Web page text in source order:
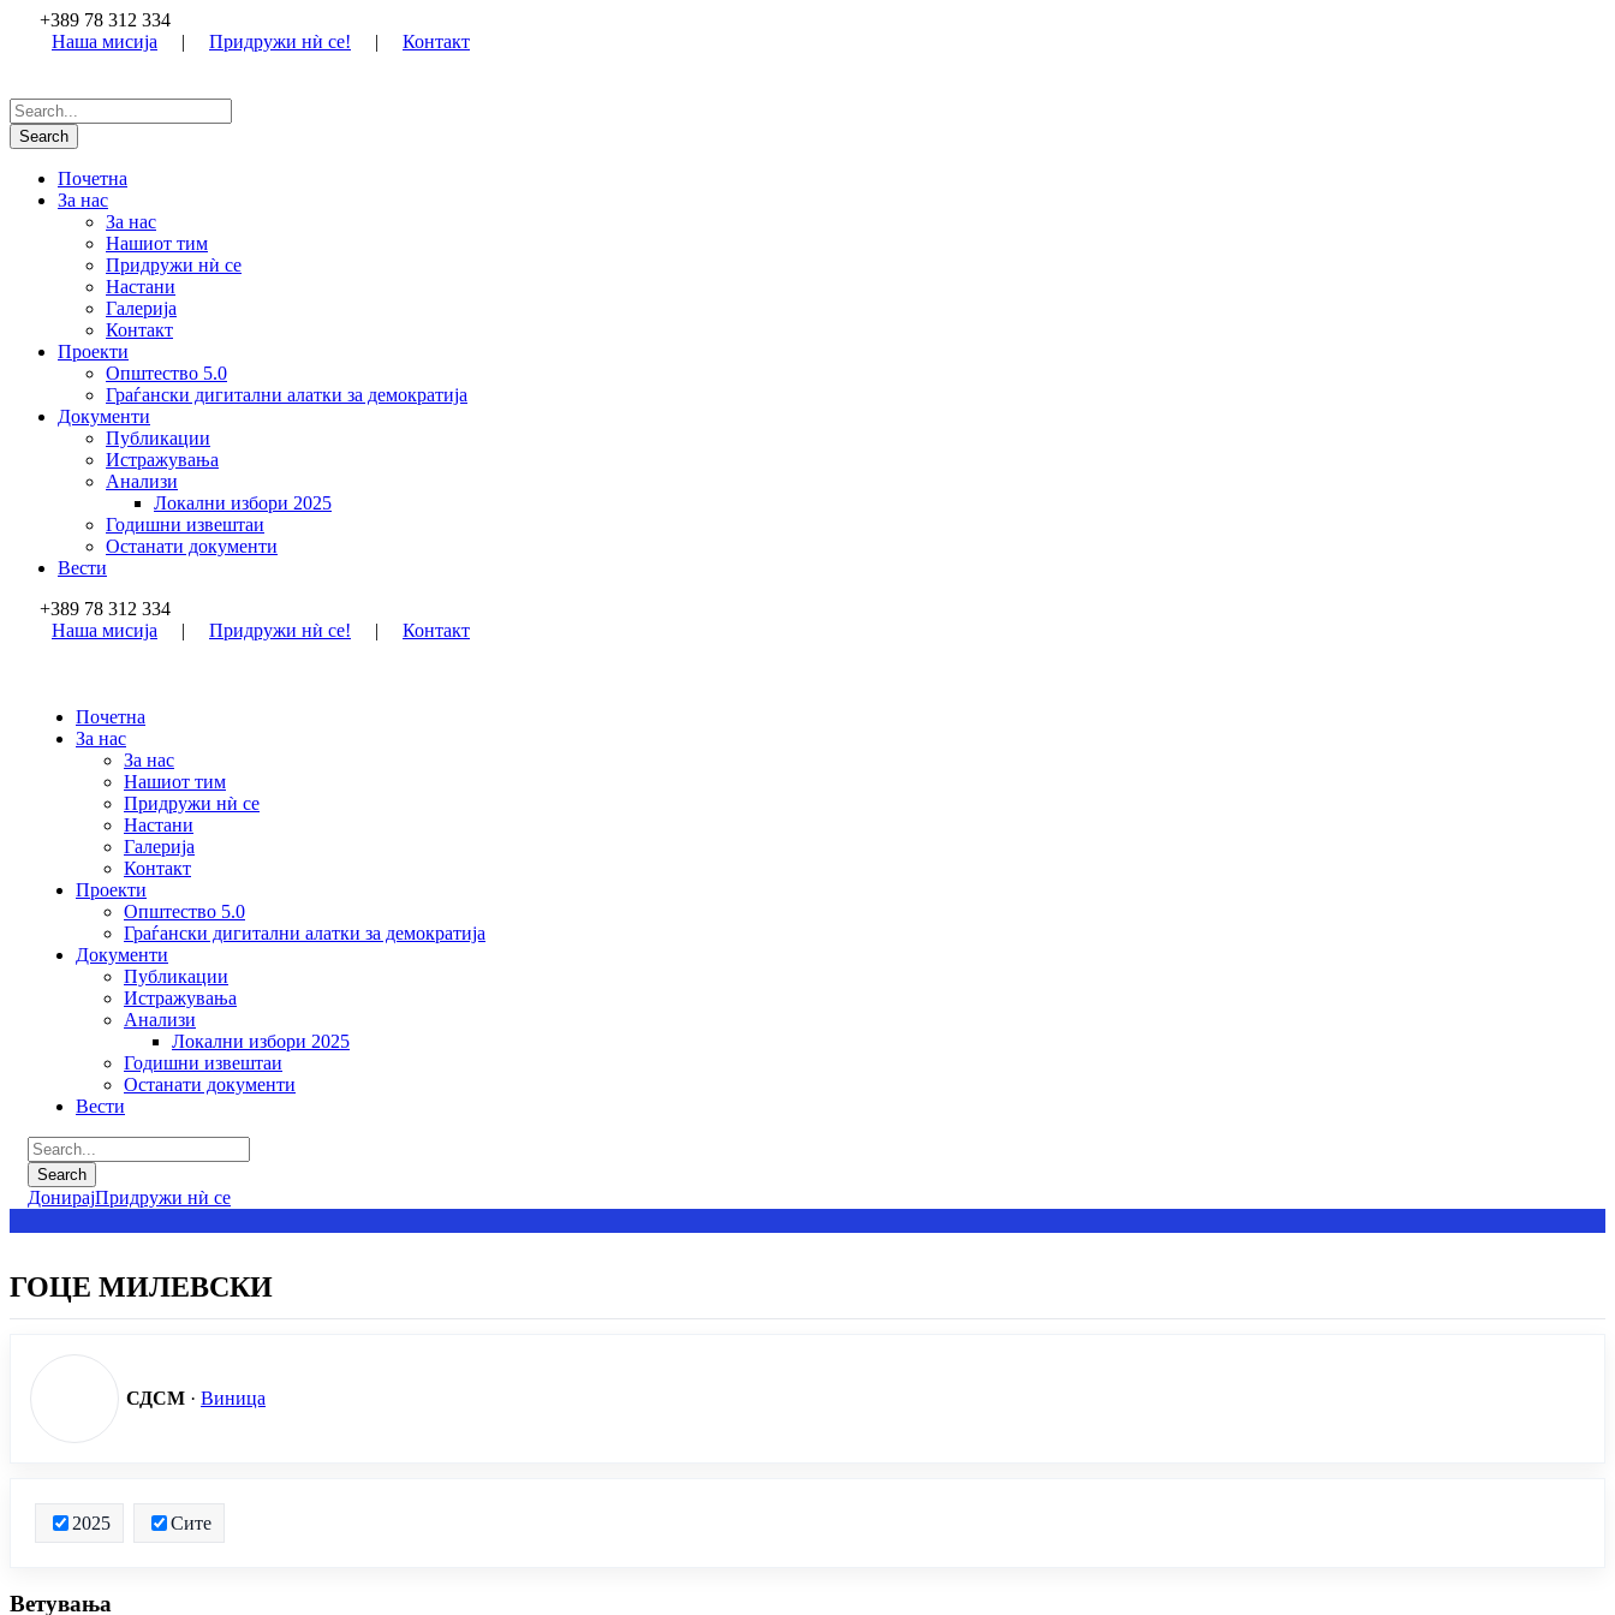
+389 78 312 334
Наша мисија
| Придружи нѝ се! | Контакт
Почетна
За нас
За нас
Нашиот тим
Придружи нѝ се
Настани
Галерија
Контакт
Проекти
Општество 5.0
Граѓански дигитални алатки за демократија
Документи
Публикации
Истражувања
Анализи
Локални избори 2025
Годишни извештаи
Останати документи
Вести
+389 78 312 334
Наша мисија
| Придружи нѝ се! | Контакт
Почетна
За нас
За нас
Нашиот тим
Придружи нѝ се
Настани
Галерија
Контакт
Проекти
Општество 5.0
Граѓански дигитални алатки за демократија
Документи
Публикации
Истражувања
Анализи
Локални избори 2025
Годишни извештаи
Останати документи
Вести
ДонирајПридружи нѝ се
ГОЦЕ МИЛЕВСКИ
СДСМ · Виница
2025 Сите
Ветувања